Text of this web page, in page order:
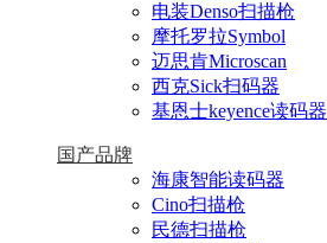
电装Denso扫描枪
摩托罗拉Symbol
迈思肯Microscan
西克Sick扫码器
基恩士keyence读码器
国产品牌
海康智能读码器
Cino扫描枪
民德扫描枪